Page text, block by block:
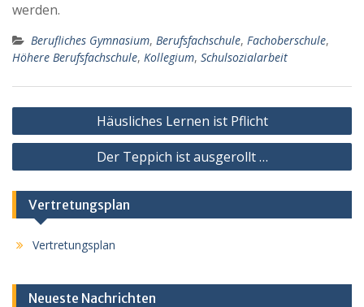
werden.
Berufliches Gymnasium, Berufsfachschule, Fachoberschule,
Höhere Berufsfachschule, Kollegium, Schulsozialarbeit
Beitragsnavigation
Häusliches Lernen ist Pflicht
Der Teppich ist ausgerollt …
Vertretungsplan
Vertretungsplan
Neueste Nachrichten